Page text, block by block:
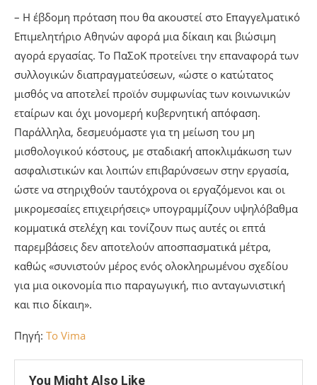
– Η έβδομη πρόταση που θα ακουστεί στο Επαγγελματικό
Επιμελητήριο Αθηνών αφορά μια δίκαιη και βιώσιμη
αγορά εργασίας. Το ΠαΣοΚ προτείνει την επαναφορά των
συλλογικών διαπραγματεύσεων, «ώστε ο κατώτατος
μισθός να αποτελεί προϊόν συμφωνίας των κοινωνικών
εταίρων και όχι μονομερή κυβερνητική απόφαση.
Παράλληλα, δεσμευόμαστε για τη μείωση του μη
μισθολογικού κόστους, με σταδιακή αποκλιμάκωση των
ασφαλιστικών και λοιπών επιβαρύνσεων στην εργασία,
ώστε να στηριχθούν ταυτόχρονα οι εργαζόμενοι και οι
μικρομεσαίες επιχειρήσεις» υπογραμμίζουν υψηλόβαθμα
κομματικά στελέχη και τονίζουν πως αυτές οι επτά
παρεμβάσεις δεν αποτελούν αποσπασματικά μέτρα,
καθώς «συνιστούν μέρος ενός ολοκληρωμένου σχεδίου
για μια οικονομία πιο παραγωγική, πιο ανταγωνιστική
και πιο δίκαιη».
Πηγή: To Vima
You Might Also Like